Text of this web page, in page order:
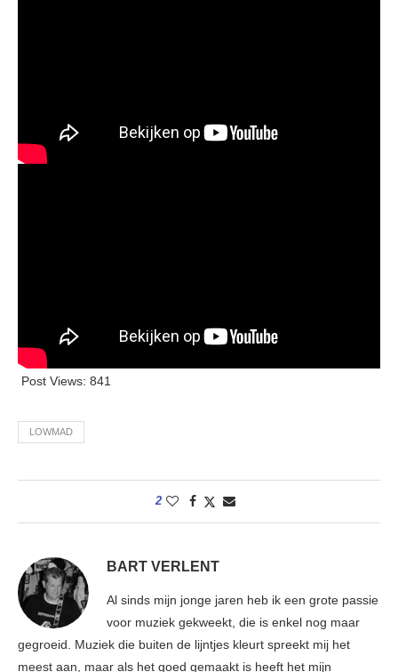
Post Views: 841
LOWMAD
2
BART VERLENT
Al sinds mijn jonge jaren heb ik een grote passie
voor muziek gekweekt, die is enkel nog maar
gegroeid. Muziek die buiten de lijntjes kleurt spreekt mij het
meest aan, maar als het goed gemaakt is heeft het mijn